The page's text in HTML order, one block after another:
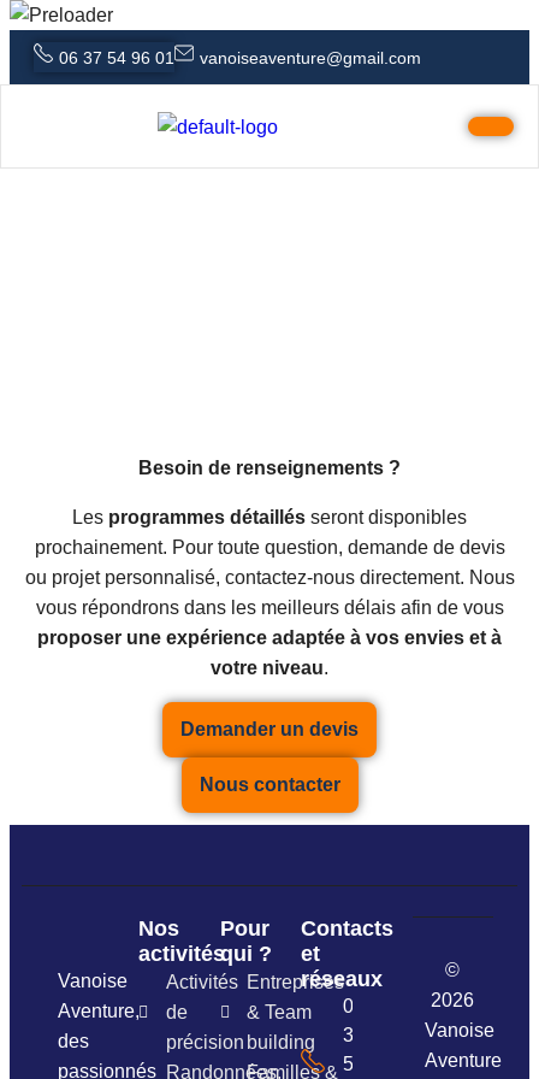
06 37 54 96 01 vanoiseaventure@gmail.com
Besoin de renseignements ?
Les programmes détaillés seront disponibles
prochainement. Pour toute question, demande de devis
ou projet personnalisé, contactez-nous directement. Nous
vous répondrons dans les meilleurs délais afin de vous
proposer une expérience adaptée à vos envies et à
votre niveau.
Demander un devis
Nous contacter
Vanoise
Aventure,
des
passionnés
Nos
activités
Activités
de
précision
Randonnées,
Pour
qui ?
Entreprises
& Team
building
Familles &
Contacts
et
réseaux
06
37
54
©
2026
Vanoise
Aventure